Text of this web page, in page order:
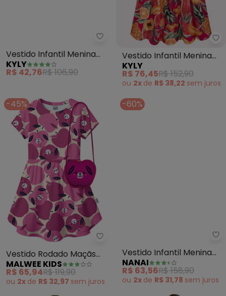
Kyly - Vestido Infantil Menina
Vestido Infantil Menina
Flores (Rosa)
KYLY
R$ 42,76R$ 106,90
Vestido Infantil Menina
Frutas (Rosa)
KYLY
R$ 76,45R$ 152,90
ou 2x de R$ 38,22 sem juros
-45%
Malwee Kids - Vestido Rodado
Vestido Rodado Maçãs
(Rosa Escuro)
MALWEE KIDS
R$ 65,94R$ 119,90
ou 2x de R$ 32,97 sem juros
-60%
Vestido Infantil Menina
Borboletas (Rosa)
NANAI
R$ 63,56R$ 158,90
ou 2x de R$ 31,78 semjuros